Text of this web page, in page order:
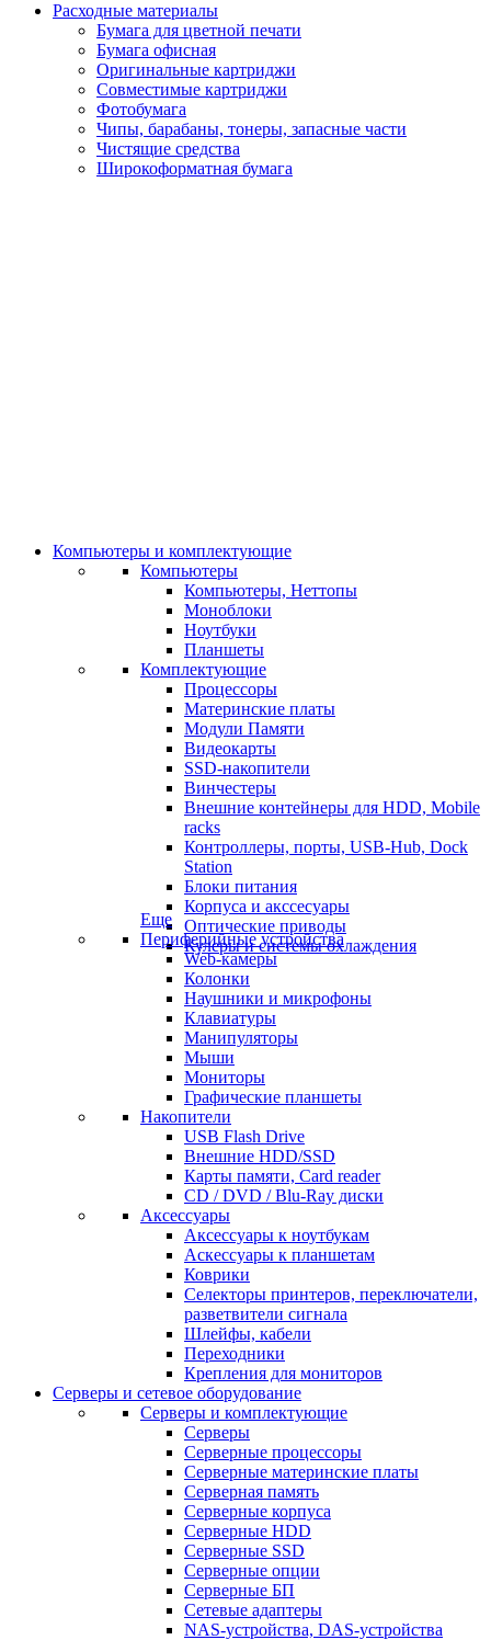
Расходные материалы
Бумага для цветной печати
Бумага офисная
Оригинальные картриджи
Совместимые картриджи
Фотобумага
Чипы, барабаны, тонеры, запасные части
Чистящие средства
Широкоформатная бумага
Компьютеры и комплектующие
Компьютеры
Компьютеры, Неттопы
Моноблоки
Ноутбуки
Планшеты
Комплектующие
Процессоры
Материнские платы
Модули Памяти
Видеокарты
SSD-накопители
Винчестеры
Внешние контейнеры для HDD, Mobile
racks
Контроллеры, порты, USB-Hub, Dock
Station
Блоки питания
Корпуса и акссесуары
Оптические приводы
Кулеры и системы охлаждения
Еще
Периферийные устройства
Web-камеры
Колонки
Наушники и микрофоны
Клавиатуры
Манипуляторы
Мыши
Мониторы
Графические планшеты
Накопители
USB Flash Drive
Внешние HDD/SSD
Карты памяти, Card reader
CD / DVD / Blu-Ray диски
Аксессуары
Аксессуары к ноутбукам
Аскессуары к планшетам
Коврики
Селекторы принтеров, переключатели,
разветвители сигнала
Шлейфы, кабели
Переходники
Крепления для мониторов
Серверы и сетевое оборудование
Серверы и комплектующие
Серверы
Серверные процессоры
Серверные материнские платы
Серверная память
Серверные корпуса
Серверные HDD
Серверные SSD
Серверные опции
Серверные БП
Сетевые адаптеры
NAS-устройства, DAS-устройства